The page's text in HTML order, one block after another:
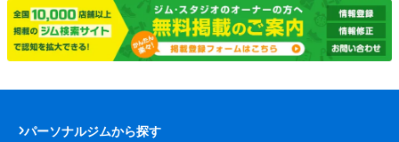
パーソナルジムから探す